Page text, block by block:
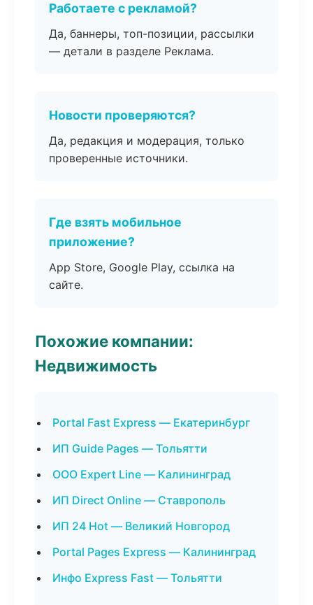
Работаете с рекламой?
Да, баннеры, топ-позиции, рассылки
— детали в разделе Реклама.
Новости проверяются?
Да, редакция и модерация, только
проверенные источники.
Где взять мобильное
приложение?
App Store, Google Play, ссылка на
сайте.
Похожие компании:
Недвижимость
Portal Fast Express — Екатеринбург
ИП Guide Pages — Тольятти
ООО Expert Line — Калининград
ИП Direct Online — Ставрополь
ИП 24 Hot — Великий Новгород
Portal Pages Express — Калининград
Инфо Express Fast — Тольятти